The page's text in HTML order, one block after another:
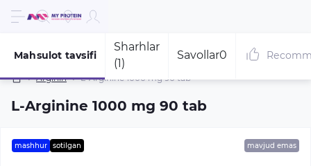
Arginin L-Arginine 1000 mg 90 tab
L-Arginine 1000 mg 90 tab
Mahsulot tavsifi
Sharhlar
(1)
Savollar0
mashhur sotilgan mavjud emas